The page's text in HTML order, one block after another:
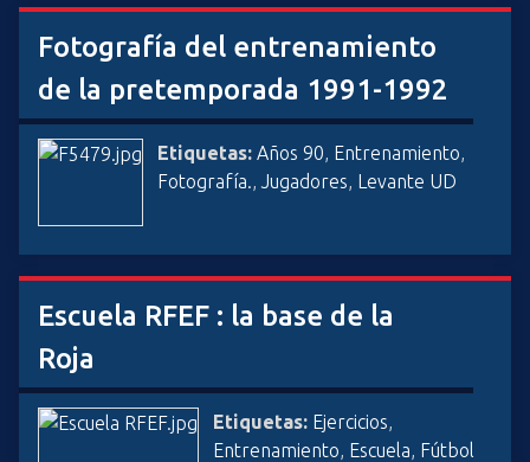
Fotografía del entrenamiento
de la pretemporada 1991-1992
Etiquetas: Años 90, Entrenamiento,
Fotografía., Jugadores, Levante UD
Escuela RFEF : la base de la
Roja
Etiquetas: Ejercicios,
Entrenamiento, Escuela, Fútbol